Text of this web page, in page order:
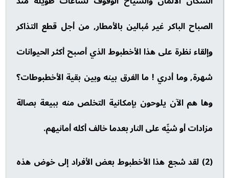
الصباح الباكر غير مُبالين بالأمطار, من أجل قطع التذاكر
وإلقاء نظرة على هذا الأخطبوط الذي أصبح أكثر الحيوانات
شهرة, وما أدري ! ما الفرق بينه وبين بقية الأخطبوطات؟
وها هم الآن يلوحون بإمكانية التخلص منه ببيعة بصالة
مزادات أو شيِّه على النار بعدما خالف أكله أمانيهم.
(2) لقد شجع هذا الأخطبوط بعض الأفراد إلى خوض هذه